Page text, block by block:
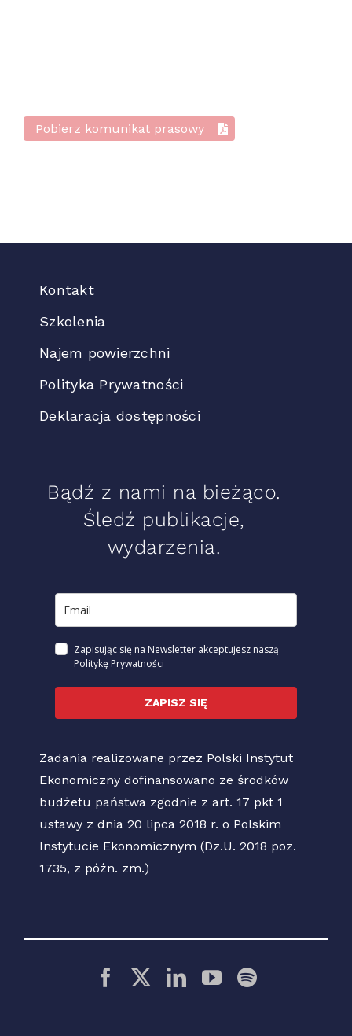
Pobierz komunikat prasowy
Kontakt
Szkolenia
Najem powierzchni
Polityka Prywatności
Deklaracja dostępności
Bądź z nami na bieżąco.
Śledź publikacje,
wydarzenia.
Zapisując się na Newsletter akceptujesz naszą
Politykę Prywatności
ZAPISZ SIĘ
Zadania realizowane przez Polski Instytut
Ekonomiczny dofinansowano ze środków
budżetu państwa zgodnie z art. 17 pkt 1
ustawy z dnia 20 lipca 2018 r. o Polskim
Instytucie Ekonomicznym (Dz.U. 2018 poz.
1735, z późn. zm.)